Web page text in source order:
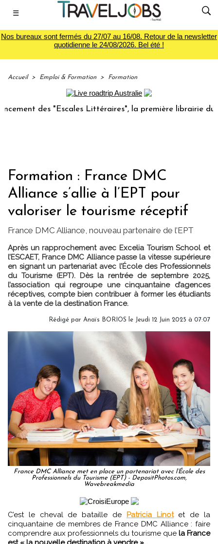
☰
Nos bureaux sont fermés du 27/07 au 16/08. Retour de la newsletter
quotidienne le 24/08/2026. Bel été !
Accueil > Emploi & Formation > Formation
des "Escales Littéraires", la première librairie du voyage
Formation : France DMC
Alliance s’allie à l’EPT pour
valoriser le tourisme réceptif
France DMC Alliance, nouveau partenaire de l’EPT
Après un rapprochement avec Excelia Tourism School et
l’ESCAET, France DMC Alliance passe la vitesse supérieure
en signant un partenariat avec l’École des Professionnels
du Tourisme (EPT). Dès la rentrée de septembre 2025,
l’association qui regroupe une cinquantaine d’agences
réceptives, compte bien contribuer à former les étudiants
à la vente de la destination France.
Rédigé par Anaïs BORIOS le Jeudi 12 Juin 2025 à 07:07
France DMC Alliance met en place un partenariat avec l’École des
Professionnels du Tourisme (EPT) - DepositPhotos.com,
Wavebreakmedia
C’est le cheval de bataille de Patricia Linotet de la
cinquantaine de membres de France DMC Alliance : faire
comprendre aux professionnels du tourisme que la France